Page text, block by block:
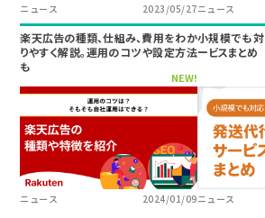
ニュース 2023/05/27ニュース
楽天広告の種類、仕組み、費用をわか
りやすく解説。運用のコツや設定方法
も
NEW!
ニュース 2024/01/09
小規模でも
ービスまとめ
ニュース